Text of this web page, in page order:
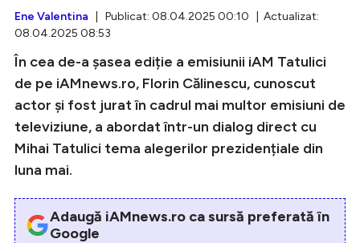
Ene Valentina | Publicat: 08.04.2025 00:10 | Actualizat:
08.04.2025 08:53
În cea de-a șasea ediție a emisiunii iAM Tatulici
de pe iAMnews.ro, Florin Călinescu, cunoscut
actor și fost jurat în cadrul mai multor emisiuni de
televiziune, a abordat într-un dialog direct cu
Mihai Tatulici tema alegerilor prezidențiale din
luna mai.
Adaugă iAMnews.ro ca sursă preferată în
Google